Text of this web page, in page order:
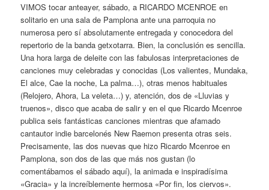
VIMOS tocar anteayer, sábado, a RICARDO MCENROE en
solitario en una sala de Pamplona ante una parroquia no
numerosa pero sí absolutamente entregada y conocedora del
repertorio de la banda getxotarra. Bien, la conclusión es sencilla.
Una hora larga de deleite con las fabulosas interpretaciones de
canciones muy celebradas y conocidas (Los valientes, Mundaka,
El alce, Cae la noche, La palma…), otras menos habituales
(Relojero, Ahora, La veleta…) y, atención, dos de «Lluvias y
truenos», disco que acaba de salir y en el que Ricardo Mcenroe
publica seis fantásticas canciones mientras que afamado
cantautor indie barcelonés New Raemon presenta otras seis.
Precisamente, las dos nuevas que hizo Ricardo Mcenroe en
Pamplona, son dos de las que más nos gustan (lo
comentábamos el sábado aquí), la animada e inspiradísima
«Gracia» y la increíblemente hermosa «Por fin, los ciervos».